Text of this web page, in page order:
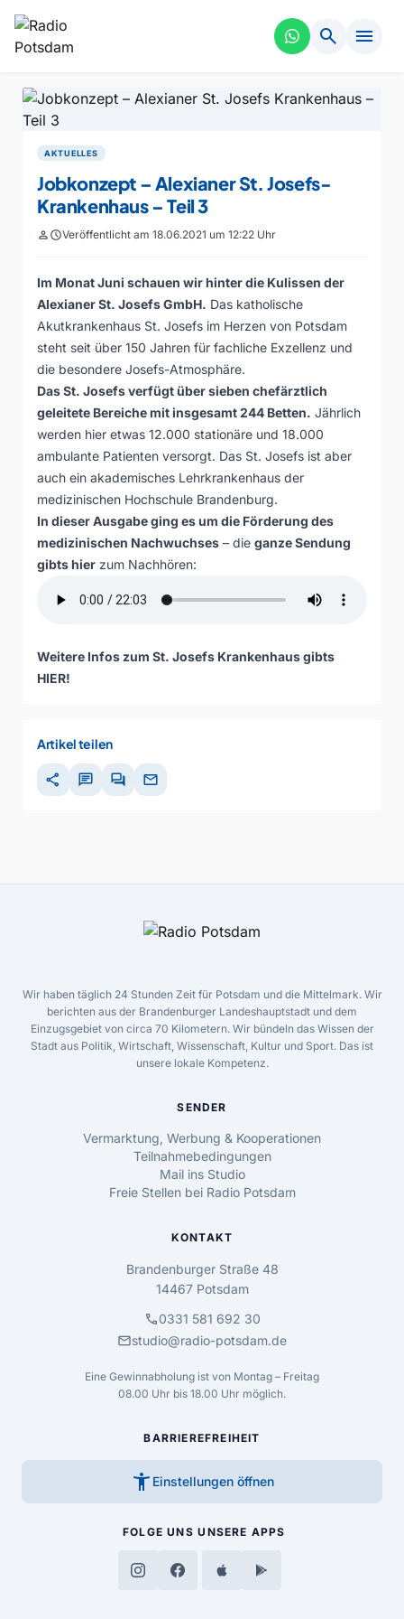
search menu
AKTUELLES
Jobkonzept – Alexianer St. Josefs-
Krankenhaus – Teil 3
personscheduleVeröffentlicht am 18.06.2021 um 12:22 Uhr
Im Monat Juni schauen wir hinter die Kulissen der
Alexianer St. Josefs GmbH. Das katholische
Akutkrankenhaus St. Josefs im Herzen von Potsdam
steht seit über 150 Jahren für fachliche Exzellenz und
die besondere Josefs-Atmosphäre.
Das St. Josefs verfügt über sieben chefärztlich
geleitete Bereiche mit insgesamt 244 Betten. Jährlich
werden hier etwas 12.000 stationäre und 18.000
ambulante Patienten versorgt. Das St. Josefs ist aber
auch ein akademisches Lehrkrankenhaus der
medizinischen Hochschule Brandenburg.
In dieser Ausgabe ging es um die Förderung des
medizinischen Nachwuchses – die ganze Sendung
gibts hier zum Nachhören:
Weitere Infos zum St. Josefs Krankenhaus gibts
HIER!
Artikel teilen
share chat forum mail
Wir haben täglich 24 Stunden Zeit für Potsdam und die Mittelmark. Wir
berichten aus der Brandenburger Landeshauptstadt und dem
Einzugsgebiet von circa 70 Kilometern. Wir bündeln das Wissen der
Stadt aus Politik, Wirtschaft, Wissenschaft, Kultur und Sport. Das ist
unsere lokale Kompetenz.
SENDER
Vermarktung, Werbung & Kooperationen
Teilnahmebedingungen
Mail ins Studio
Freie Stellen bei Radio Potsdam
KONTAKT
Brandenburger Straße 48
14467 Potsdam
call0331 581 692 30
mailstudio@radio-potsdam.de
Eine Gewinnabholung ist von Montag – Freitag
08.00 Uhr bis 18.00 Uhr möglich.
BARRIEREFREIHEIT
accessibility_new Einstellungen öffnen
FOLGE UNS UNSERE APPS